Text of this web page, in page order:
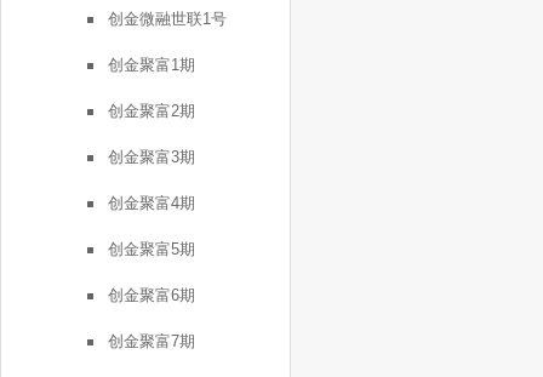
创金微融世联1号
创金聚富1期
创金聚富2期
创金聚富3期
创金聚富4期
创金聚富5期
创金聚富6期
创金聚富7期